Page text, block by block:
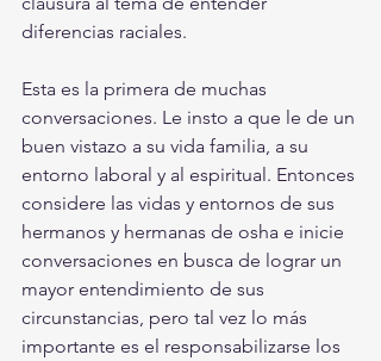
diferencias raciales.
Esta es la primera de muchas
conversaciones. Le insto a que le de un
buen vistazo a su vida familia, a su
entorno laboral y al espiritual. Entonces
considere las vidas y entornos de sus
hermanos y hermanas de osha e inicie
conversaciones en busca de lograr un
mayor entendimiento de sus
circunstancias, pero tal vez lo más
importante es el responsabilizarse los